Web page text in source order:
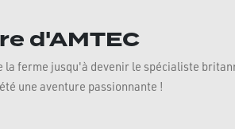
d'AMTEC
ferme jusqu'à devenir le spécialiste
une aventure passionnante !